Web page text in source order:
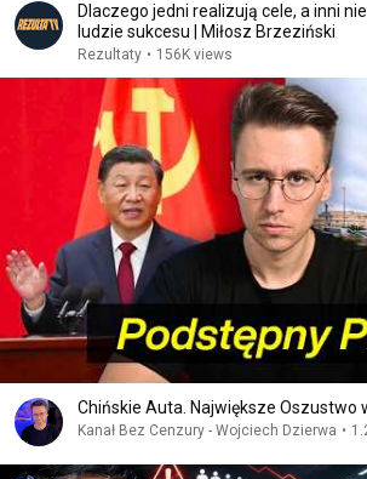
Dlaczego jedni realizują cele, a inni
ludzie sukcesu | Miłosz Brzeziński
Rezultaty • 156K views
Chińskie Auta. Największe Oszustwo
Kanał Bez Cenzury - Wojciech Dzierwa •